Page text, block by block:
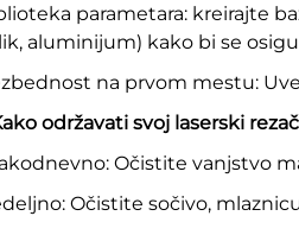
parametara: kreirajte
aluminijum) kako bi se
na prvom mestu:
održavati svoj laserski
Očistite vanjstvo
Očistite sočivo,